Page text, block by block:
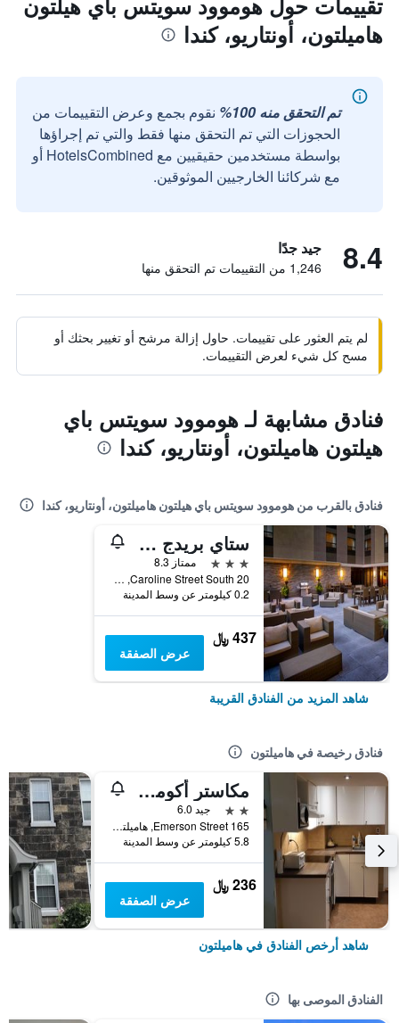
هاميلتون، أونتاريو، كندا
تم التحقق منه 100%
نقوم بجمع وعرض التقييمات من
الحجوزات التي تم التحقق منها فقط والتي تم إجراؤها
بواسطة مستخدمين حقيقيين مع HotelsCombined أو
مع شركائنا الخارجيين الموثوقين.
8.4 جيد جدًا
1,246 من التقييمات تم التحقق منها
لم يتم العثور على تقييمات. حاول إزالة مرشح أو تغيير بحثك أو
مسح كل شيء لعرض التقييمات.
فنادق مشابهة لـ هوموود سويتس باي
هيلتون هاميلتون، أونتاريو، كندا
فنادق بالقرب من هوموود سويتس باي هيلتون هاميلتون، أونتاريو، كندا
ستاي بريدج سويتس هاميلتون داون تاونا باي آيتش جي
3 نجوم
ممتاز 8.3
20 Caroline Street South, هاميلتون, ON, كندا
0.2 كيلومتر عن وسط المدينة
437 ﷼
عرض الصفقة
شاهد المزيد من الفنادق القريبة
فنادق رخيصة في هاميلتون
مكاستر أكوموديشنز
2 نجمتين
جيد 6.0
165 Emerson Street, هاميلتون, ON, كندا
5.8 كيلومتر عن وسط المدينة
236 ﷼
عرض الصفقة
شاهد أرخص الفنادق في هاميلتون
الفنادق الموصى بها